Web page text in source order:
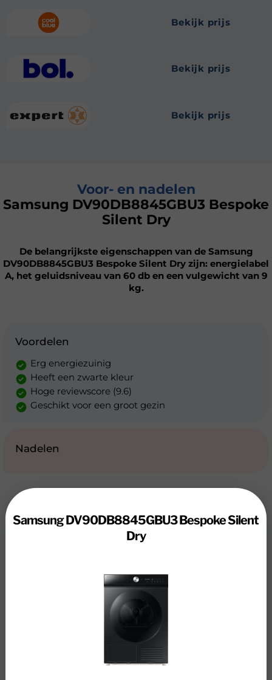
bekijk prijs
bekijk prijs
bekijk prijs
Voor- en nadelen
Samsung DV90DB8845GBU3 Bespoke
Silent Dry
De belangrijkste eigenschappen van de Samsung
DV90DB8845GBU3 Bespoke Silent Dry zijn: energielabel
A, het geluidsniveau van 60 db en een vulgewicht van 9
kg.
Voordelen
Erg energiezuinig
Heeft een zwarte kleur
Hoge reviewscore (9.6)
Geschikt voor een groot gezin
Nadelen
Samsung DV90DB8845GBU3
Bespoke Silent Dry
Je droogt grote ladingen was heel energiezuinig met de
Samsung DV90DB8845GBU3 8000 serie droger. Met 9
kilogram vulgewicht heb je genoeg ruimte voor grote
ladingen beddengoed of kleding. Dankzij AI Dry+ droog
Samsung DV90DB8845GBU3 Bespoke Silent
Dry